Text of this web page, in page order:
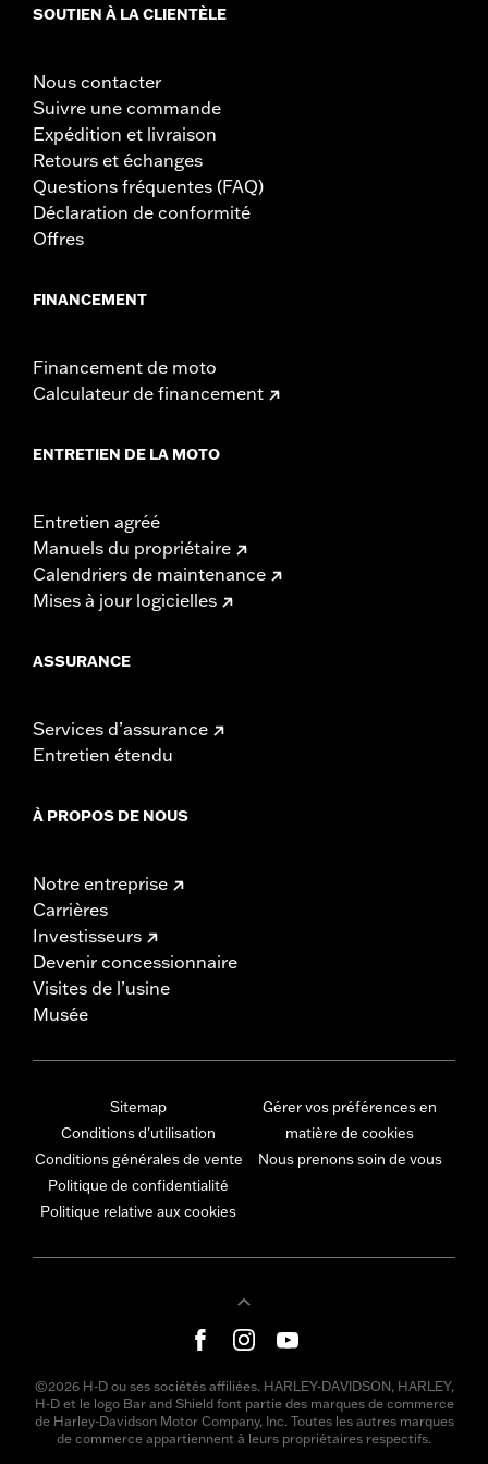
SOUTIEN À LA CLIENTÈLE
Nous contacter
Suivre une commande
Expédition et livraison
Retours et échanges
Questions fréquentes (FAQ)
Déclaration de conformité
Offres
FINANCEMENT
Financement de moto
Calculateur de financement
ENTRETIEN DE LA MOTO
Entretien agréé
Manuels du propriétaire
Calendriers de maintenance
Mises à jour logicielles
ASSURANCE
Services d’assurance
Entretien étendu
À PROPOS DE NOUS
Notre entreprise
Carrières
Investisseurs
Devenir concessionnaire
Visites de l’usine
Musée
Sitemap
Conditions d'utilisation
Conditions générales de vente
Politique de confidentialité
Politique relative aux cookies
Gérer vos préférences en
matière de cookies
Nous prenons soin de vous
©2026 H-D ou ses sociétés affiliées. HARLEY-DAVIDSON, HARLEY,
H-D et le logo Bar and Shield font partie des marques de commerce
de Harley-Davidson Motor Company, Inc. Toutes les autres marques
de commerce appartiennent à leurs propriétaires respectifs.